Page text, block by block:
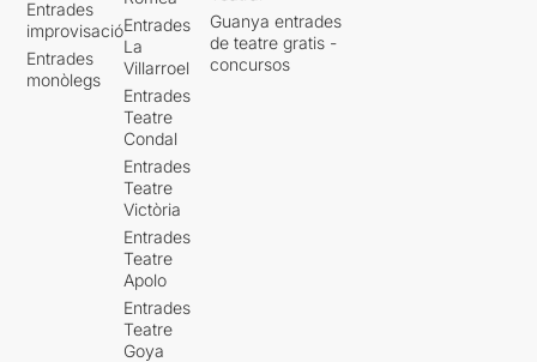
Entrades
improvisació
Entrades
monòlegs
Entrades
La
Villarroel
Entrades
Teatre
Condal
Entrades
Teatre
Victòria
Entrades
Teatre
Apolo
Entrades
Teatre
Goya
Guanya entrades
de teatre gratis -
concursos